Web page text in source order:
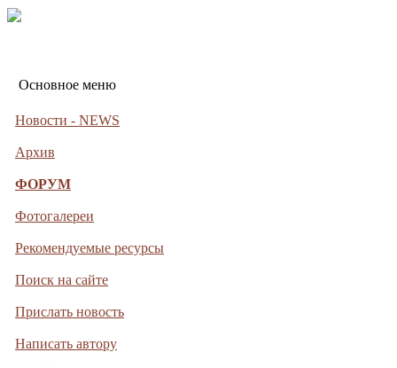
Основное меню
Новости - NEWS
Архив
ФОРУМ
Фотогалереи
Рекомендуемые ресурсы
Поиск на сайте
Прислать новость
Написать автору